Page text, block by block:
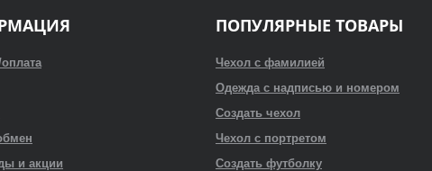
и акции
ПОПУЛЯРНЫЕ ТОВАРЫ
Чехол с фамилией
Одежда с надписью и номером
Создать чехол
Чехол с портретом
Создать футболку